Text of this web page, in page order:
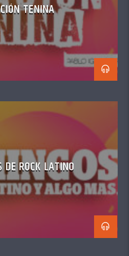
TENINA
DE ROCK LATINO